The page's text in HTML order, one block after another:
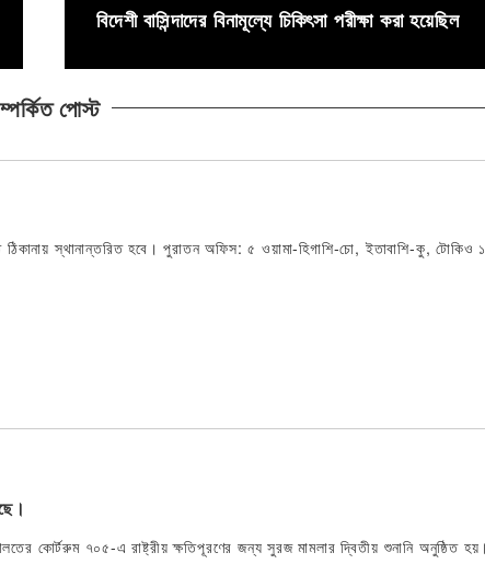
বিদেশী বাসিন্দাদের বিনামূল্যে চিকিৎসা পরীক্ষা করা হয়েছিল
পোস্ট
স্থানান্তরিত হবে। পুরাতন অফিস: ৫ ওয়ামা-হিগাশি-চো, ইতাবাশি-কু,
কোর্টরুম ৭০৫-এ রাষ্ট্রীয় ক্ষতিপূরণের জন্য সুরজ মামলার দ্বিতীয় শুনানি অনুষ্ঠিত